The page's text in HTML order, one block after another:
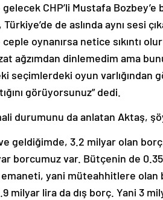
CHP’li Mustafa Bozbey’e
de aslında aynı sesi
ceple oynanırsa netice sıkıntı
ağzımdan dinlemedim ama
seçimlerdeki oyun varlığından
görüyorsunuz” dedi.
durumunu da anlatan Aktaş,
geldiğimde, 3.2 milyar olan
borcumuz var. Bütçenin de
yani müteahhitlere olan
milyar lira da dış borç. Yani 3